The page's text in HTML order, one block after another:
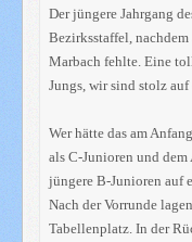
Der jüngere Jahrgang
Bezirksstaffel,
Marbach fehlte. Eine
Jungs, wir sind stolz auf
Wer hätte das am
als C-Junioren und
jüngere B-Junioren auf
Nach der Vorrunde
Tabellenplatz. In der